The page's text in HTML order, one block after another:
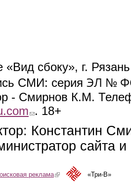
«Вид сбоку», г.
СМИ: серия ЭЛ №
- Смирнов К.М.
(link sends e-mail)
. 18+
Константин
сайта
реклама(link is external)«Три-В»